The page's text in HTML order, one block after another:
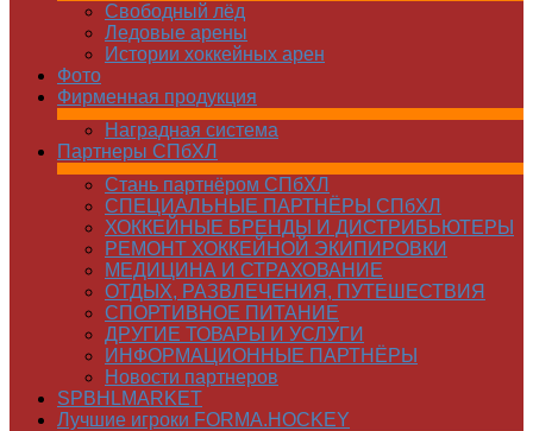
Свободный лёд
Ледовые арены
Истории хоккейных арен
Фото
Фирменная продукция
Наградная система
Партнеры СПбХЛ
Стань партнёром СПбХЛ
СПЕЦИАЛЬНЫЕ ПАРТНЁРЫ СПбХЛ
ХОККЕЙНЫЕ БРЕНДЫ И ДИСТРИБЬЮТЕРЫ
РЕМОНТ ХОККЕЙНОЙ ЭКИПИРОВКИ
МЕДИЦИНА И СТРАХОВАНИЕ
ОТДЫХ, РАЗВЛЕЧЕНИЯ, ПУТЕШЕСТВИЯ
СПОРТИВНОЕ ПИТАНИЕ
ДРУГИЕ ТОВАРЫ И УСЛУГИ
ИНФОРМАЦИОННЫЕ ПАРТНЁРЫ
Новости партнеров
SPBHLMARKET
Лучшие игроки FORMA.HOCKEY